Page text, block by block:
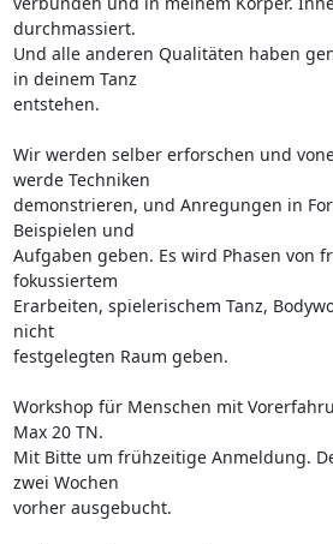
durchmassiert.
Und alle anderen Qualitäten haben
in deinem Tanz
entstehen.
Wir werden selber erforschen und
werde Techniken
demonstrieren, und Anregungen in
Beispielen und
Aufgaben geben. Es wird Phasen von
fokussiertem
Erarbeiten, spielerischem Tanz,
nicht
festgelegten Raum geben.
Workshop für Menschen mit
Max 20 TN.
Mit Bitte um frühzeitige Anmeldung.
zwei Wochen
vorher ausgebucht.